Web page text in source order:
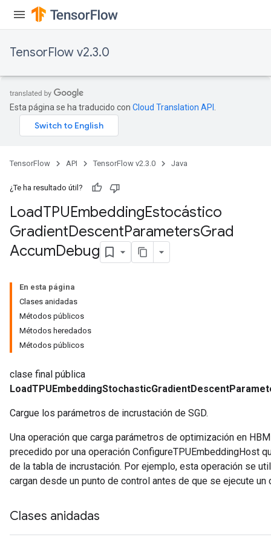
TensorFlow v2.3.0
Esta página se ha traducido con Cloud Translation API
TensorFlow API TensorFlow v2.3.0 Java
¿Te ha resultado útil?
LoadTPUEmbeddingEstocástico
GradientDescentParametersGrad
AccumDebug
En esta página
Clases anidadas
Métodos públicos
Métodos heredados
Métodos públicos
clase final pública
Cargue los parámetros de incrustación de SGD.
Una operación que carga parámetros de optimización en
precedido por una operación ConfigureTPUEmbeddingHost
de la tabla de incrustación. Por ejemplo, esta operación se
cargan desde un punto de control antes de que se ejecute un
Clases anidadas